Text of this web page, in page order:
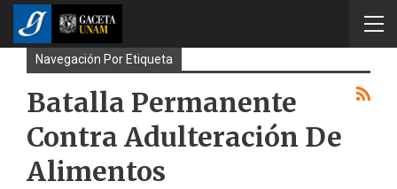
Navegación Por Etiqueta
Batalla Permanente
Contra Adulteración De
Alimentos